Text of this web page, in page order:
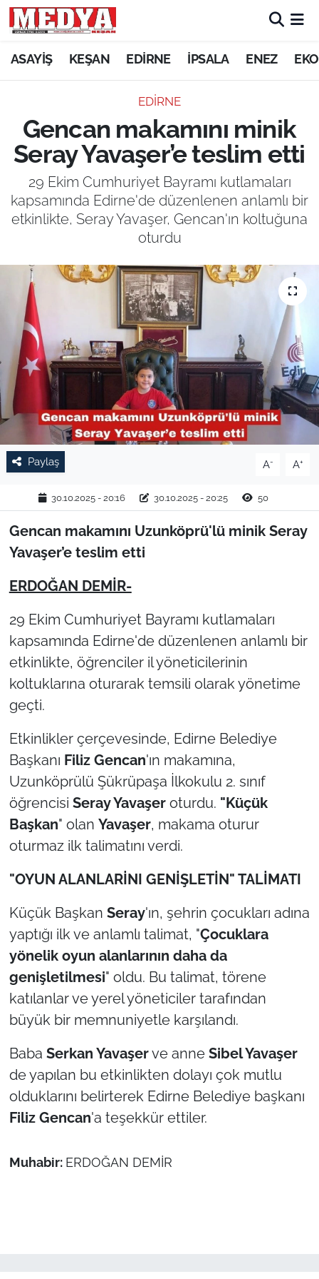
ASAYİŞ KEŞAN EDİRNE İPSALA ENEZ
EDİRNE
Gencan makamını minik
Seray Yavaşer’e teslim etti
29 Ekim Cumhuriyet Bayramı kutlamaları
kapsamında Edirne'de düzenlenen anlamlı bir
etkinlikte, Seray Yavaşer, Gencan'ın koltuğuna
oturdu
Paylaş A- A+
30.10.2025 - 20:16 30.10.2025 - 20:25 50
Gencan makamını Uzunköprü'lü minik Seray
Yavaşer’e teslim etti
ERDOĞAN DEMİR-
29 Ekim Cumhuriyet Bayramı kutlamaları
kapsamında Edirne'de düzenlenen anlamlı bir
etkinlikte, öğrenciler il yöneticilerinin
koltuklarına oturarak temsili olarak yönetime
geçti.
Etkinlikler çerçevesinde, Edirne Belediye
Başkanı Filiz Gencan'ın makamına,
Uzunköprülü Şükrüpaşa İlkokulu 2. sınıf
öğrencisi Seray Yavaşeroturdu. "Küçük
Başkan" olan Yavaşer, makama oturur
oturmaz ilk talimatını verdi.
"OYUN ALANLARİNI GENİŞLETİN" TALİMATI
Küçük Başkan Seray'ın, şehrin çocukları adına
yaptığı ilk ve anlamlı talimat, "Çocuklara
yönelik oyun alanlarının daha da
genişletilmesi" oldu. Bu talimat, törene
katılanlar ve yerel yöneticiler tarafından
büyük bir memnuniyetle karşılandı.
Baba Serkan Yavaşerve anne Sibel Yavaşer
de yapılan bu etkinlikten dolayı çok mutlu
olduklarını belirterek Edirne Belediye başkanı
Filiz Gencan'a teşekkür ettiler.
Muhabir: ERDOĞAN DEMİR
KEŞAN
ASAYİŞ
SİYASET
GÜNDEM
SAĞLIK
EĞİTİM
TARIM VE HAYVANCILIK
KÜLTÜR SANAT
RESMİ İLAN
SPOR
YAŞAM
EDİRNE
TEKİRDAĞ
ÇANAKKALE
TÜRKİYE
Bölge
Güvenlik
Genel
Politika
Flaş Haber
Magazin
İş Dünyası
Bilim Teknoloji
Canlı Maç
Finans